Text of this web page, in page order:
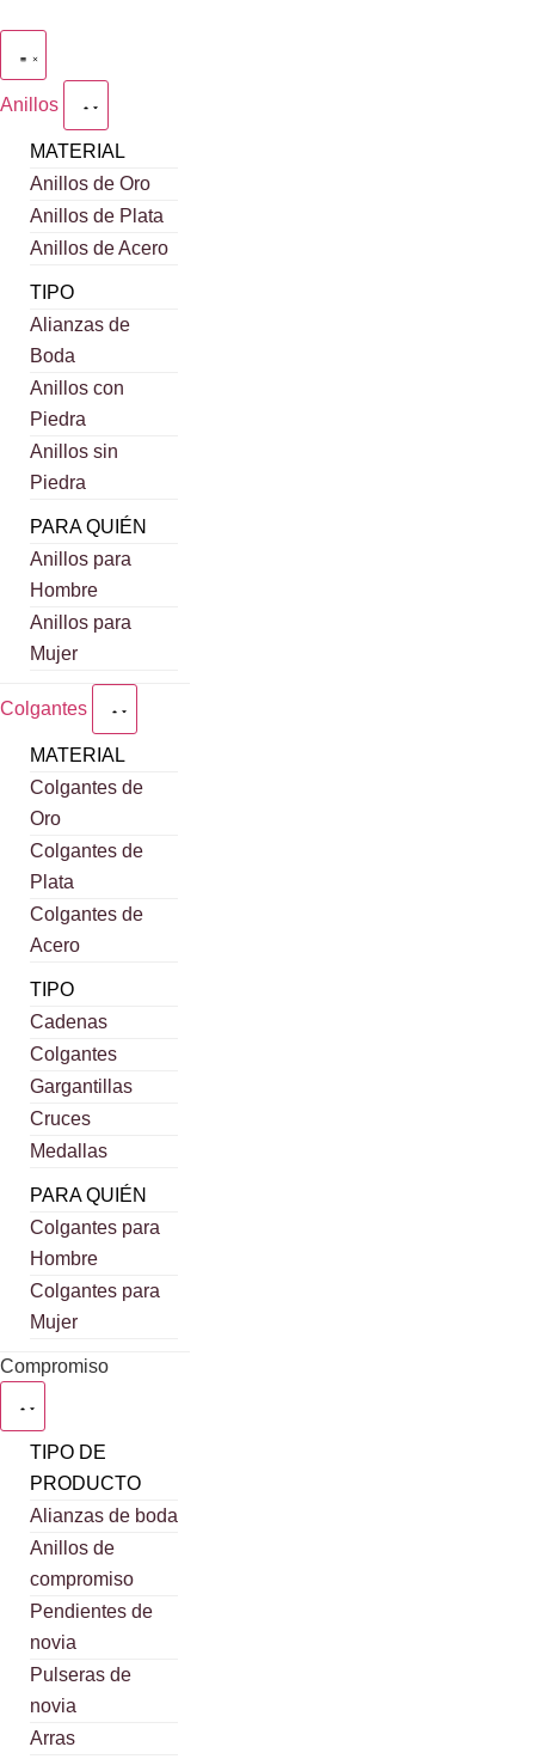
Anillos
MATERIAL
Anillos de Oro
Anillos de Plata
Anillos de Acero
TIPO
Alianzas de
Boda
Anillos con
Piedra
Anillos sin
Piedra
PARA QUIÉN
Anillos para
Hombre
Anillos para
Mujer
Colgantes
MATERIAL
Colgantes de
Oro
Colgantes de
Plata
Colgantes de
Acero
TIPO
Cadenas
Colgantes
Gargantillas
Cruces
Medallas
PARA QUIÉN
Colgantes para
Hombre
Colgantes para
Mujer
Compromiso
TIPO DE
PRODUCTO
Alianzas de boda
Anillos de
compromiso
Pendientes de
novia
Pulseras de
novia
Arras